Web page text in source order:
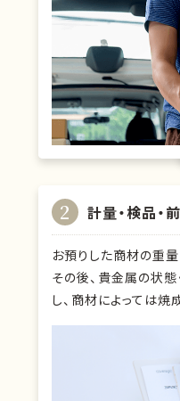
2 計量・検品・
お預りした商材の重量
その後、貴金属の状
し、商材によっては焼